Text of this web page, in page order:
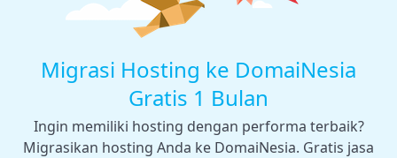
Migrasi Hosting ke DomaiNesia
Gratis 1 Bulan
Ingin memiliki hosting dengan performa terbaik?
Migrasikan hosting Anda ke DomaiNesia. Gratis jasa